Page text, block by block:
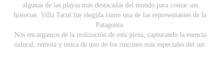
algunas de las playas más destacadas del mundo para contar sus
historias. Villa Tacul fue elegida como una de las representantes de la
Patagonia.
Nos encargamos de la realización de esta pieza, capturando la esencia
natural, remota y única de uno de los rincones más especiales del sur.